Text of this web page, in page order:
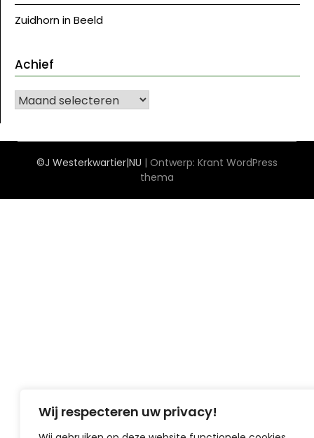
Wij respecteren uw privacy!
Zuidhorn in Beeld
Achief
Achief
©J Westerkwartier|NU | Ontwerp: Krant WordPress
thema